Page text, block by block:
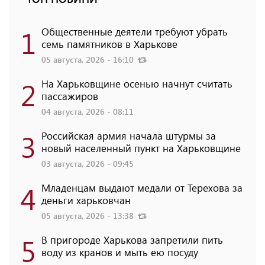
1 Общественные деятели требуют убрать
семь памятников в Харькове
05 августа, 2026 - 16:10
2 На Харьковщине осенью начнут считать
пассажиров
04 августа, 2026 - 08:11
3 Российская армия начала штурмы за
новый населенный пункт на Харьковщине
03 августа, 2026 - 09:45
4 Младенцам выдают медали от Терехова за
деньги харьковчан
05 августа, 2026 - 13:38
5 В пригороде Харькова запретили пить
воду из кранов и мыть ею посуду